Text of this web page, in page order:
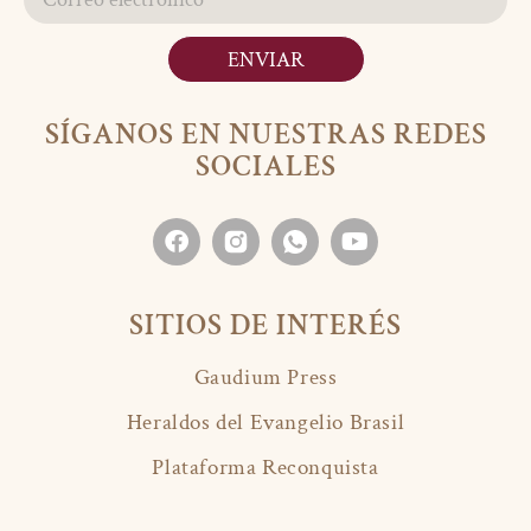
SÍGANOS EN NUESTRAS REDES
SOCIALES
SITIOS DE INTERÉS
Gaudium Press
Heraldos del Evangelio Brasil
Plataforma Reconquista
ENVIAR